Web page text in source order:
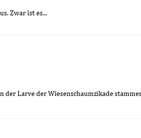
Zwar ist es...
Larve der Wiesenschaumzikade